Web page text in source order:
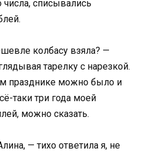
списывались
колбасу взяла? —
тарелку с нарезкой.
празднике можно было и
таки три года моей
можно сказать.
— тихо ответила я, не